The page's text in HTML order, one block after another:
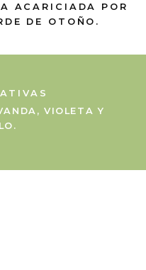
ACARICIADA POR
DE OTOÑO.
VIOLETA Y